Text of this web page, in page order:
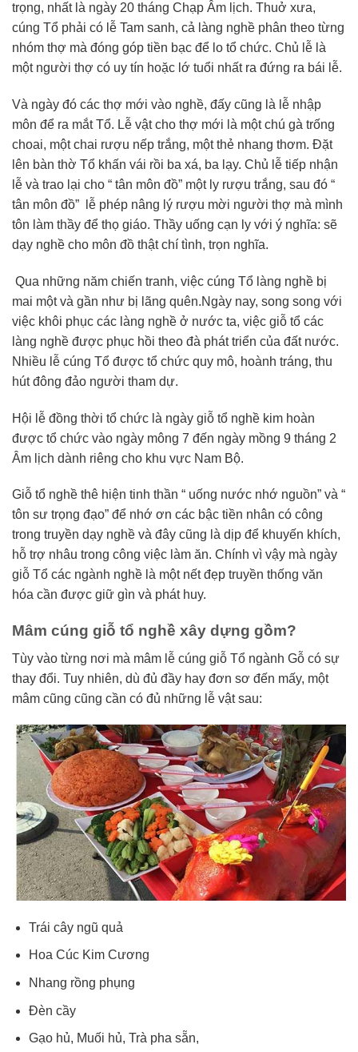
trọng, nhất là ngày 20 tháng Chạp Âm lịch. Thuở xưa,
cúng Tổ phải có lễ Tam sanh, cả làng nghề phân theo từng
nhóm thợ mà đóng góp tiền bạc để lo tổ chức. Chủ lễ là
một người thợ có uy tín hoặc lớ tuổi nhất ra đứng ra bái lễ.
Và ngày đó các thợ mới vào nghề, đấy cũng là lễ nhập
môn để ra mắt Tổ. Lễ vật cho thợ mới là một chú gà trống
choai, một chai rượu nếp trắng, một thẻ nhang thơm. Đặt
lên bàn thờ Tổ khấn vái rồi ba xá, ba lạy. Chủ lễ tiếp nhận
lễ và trao lại cho “ tân môn đồ” một ly rượu trắng, sau đó “
tân môn đồ” lễ phép nâng lý rượu mời người thợ mà mình
tôn làm thầy để thọ giáo. Thầy uống cạn ly với ý nghĩa: sẽ
dạy nghề cho môn đồ thật chí tình, trọn nghĩa.
Qua những năm chiến tranh, việc cúng Tổ làng nghề bị
mai một và gần như bị lãng quên.Ngày nay, song song với
việc khôi phục các làng nghề ở nước ta, việc giỗ tổ các
làng nghề được phục hồi theo đà phát triển của đất nước.
Nhiều lễ cúng Tổ được tổ chức quy mô, hoành tráng, thu
hút đông đảo người tham dự.
Hội lễ đồng thời tổ chức là ngày giỗ tổ nghề kim hoàn
được tổ chức vào ngày mông 7 đến ngày mồng 9 tháng 2
Âm lịch dành riêng cho khu vực Nam Bộ.
Giỗ tổ nghề thê hiện tinh thần “ uống nước nhớ nguồn” và “
tôn sư trọng đạo” để nhớ ơn các bậc tiền nhân có công
trong truyền dạy nghề và đây cũng là dịp để khuyến khích,
hỗ trợ nhâu trong công việc làm ăn. Chính vì vậy mà ngày
giỗ Tổ các ngành nghề là một nết đẹp truyền thống văn
hóa cần được giữ gìn và phát huy.
Mâm cúng giỗ tổ nghề xây dựng gồm?
Tùy vào từng nơi mà mâm lễ cúng giỗ Tổ ngành Gỗ có sự
thay đổi. Tuy nhiên, dù đủ đầy hay đơn sơ đến mấy, một
mâm cũng cũng cần có đủ những lễ vật sau:
Trái cây ngũ quả
Hoa Cúc Kim Cương
Nhang rồng phụng
Đèn cầy
Gạo hủ, Muối hủ, Trà pha sẵn,